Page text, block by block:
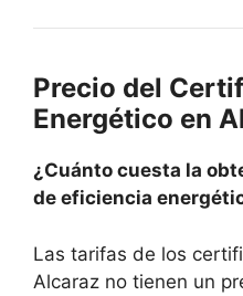
Precio del
Energético en
¿Cuánto cuesta la
de eficiencia
Las tarifas de los
Alcaraz no tienen un